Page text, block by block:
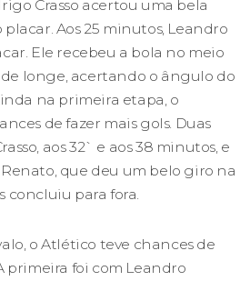
Crasso acertou uma bela
Aos 25 minutos, Leandro
Ele recebeu a bola no meio
longe, acertando o ângulo do
na primeira etapa, o
de fazer mais gols. Duas
aos 32` e aos 38 minutos, e
que deu um belo giro na
concluiu para fora.
o Atlético teve chances de
primeira foi com Leandro